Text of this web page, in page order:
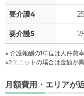
要介護4
要介護5
※ 介護報酬の1単位は人件費
※2ユニットの場合は金額が異
月額費用・エリアが